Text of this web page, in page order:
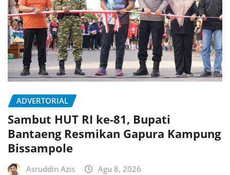
ADVERTORIAL
Sambut HUT RI ke-81, Bupati
Bantaeng Resmikan Gapura Kampung
Bissampole
Asruddin Azis Agu 8, 2026